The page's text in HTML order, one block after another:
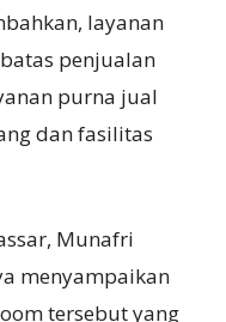
layanan
penjualan
purna jual
dan fasilitas
Munafri
menyampaikan
tersebut yang